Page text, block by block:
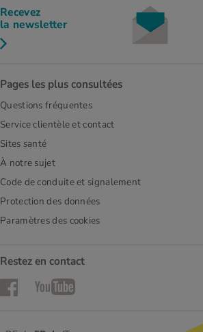
Recevez
la newsletter
Pages les plus consultées
Questions fréquentes
Service clientèle et contact
Sites santé
À notre sujet
Code de conduite et signalement
Protection des données
Paramètres des cookies
Restez en contact
FacebookYouTube